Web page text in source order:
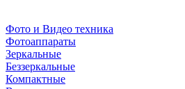
Фото и Видео техника
Фотоаппараты
Зеркальные
Беззеркальные
Компактные